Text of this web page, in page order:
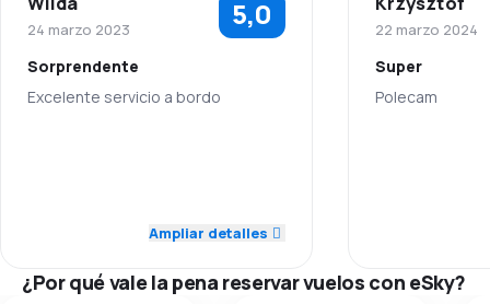
Red de vuelos 4,4
Precio de los billetes 3,9
24 marzo 2023 5,0
Sorprendente
Excelente servicio a bordo
Ampliar detalles
22 marzo 2024
Super
Polecam
¿Por qué vale la pena reservar vuelos con eSky?